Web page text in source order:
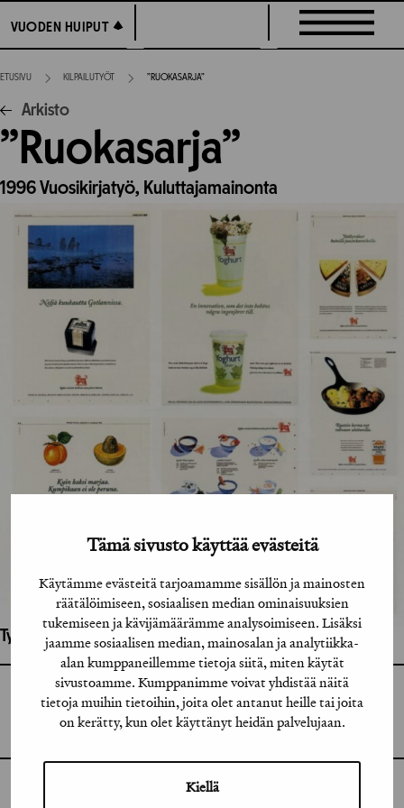
Tämä sivusto käyttää evästeitä
Käytämme evästeitä tarjoamamme sisällön ja mainosten
räätälöimiseen, sosiaalisen median ominaisuuksien
tukemiseen ja kävijämäärämme analysoimiseen. Lisäksi
jaamme sosiaalisen median, mainosalan ja analytiikka-
alan kumppaneillemme tietoja siitä, miten käytät
sivustoamme. Kumppanimme voivat yhdistää näitä
tietoja muihin tietoihin, joita olet antanut heille tai joita
on kerätty, kun olet käyttänyt heidän palvelujaan.
Kiellä
suoraan
sisältöön
VUODEN HUIPUT
VUODEN HUIPUT
ETUSIVU KILPAILUTYÖT ”RUOKASARJA”
Arkisto
”Ruokasarja”
1996Vuosikirjatyö, Kuluttajamainonta
Työhön osallistuneet henkilöt / tahot:
GRAFIA(AT)GRAFIA.FI
UUDENMAANKATU 11 B 9,
00120 HELSINKI